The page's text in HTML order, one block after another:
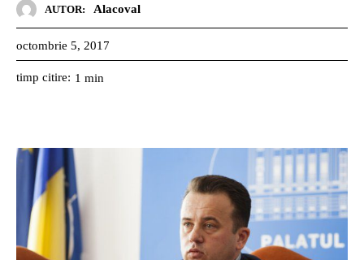
AUTOR: Alacoval
octombrie 5, 2017
timp citire: 1 min